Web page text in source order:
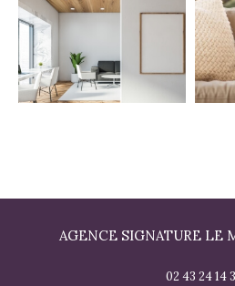
AGENCE SIGNATURE LE
02 43 24 14